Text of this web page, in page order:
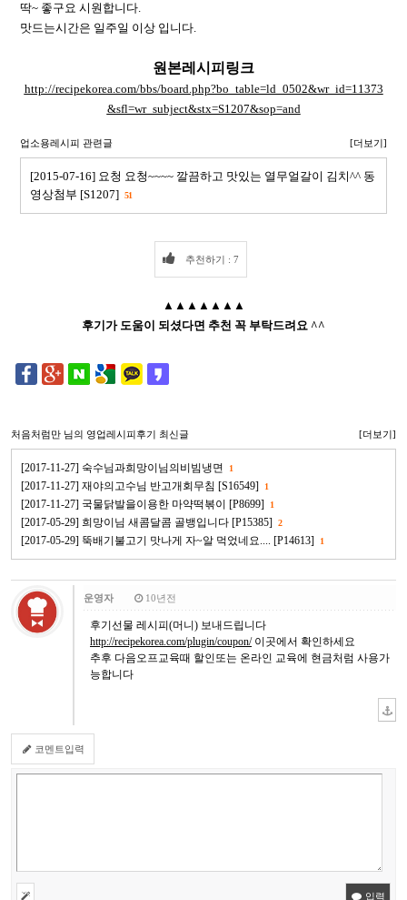
딱~ 좋구요 시원합니다.
맛드는시간은 일주일 이상 입니다.
원본레시피링크
http://recipekorea.com/bbs/board.php?bo_table=ld_0502&wr_id=11373
&sfl=wr_subject&stx=S1207&sop=and
업소용레시피 관련글 [더보기]
[2015-07-16] 요청 요청~~~~ 깔끔하고 맛있는 열무얼갈이 김치^^ 동
영상첨부 [S1207] 51
추천하기 : 7
▲▲▲▲▲▲▲
후기가 도움이 되셨다면 추천 꼭 부탁드려요 ^^
처음처럼만 님의 영업레시피후기 최신글 [더보기]
[2017-11-27] 숙수님과희망이님의비빔냉면 1
[2017-11-27] 재야의고수님 반고개회무침 [S16549] 1
[2017-11-27] 국물닭발을이용한 마약떡볶이 [P8699] 1
[2017-05-29] 희망이님 새콤달콤 골뱅입니다 [P15385] 2
[2017-05-29] 뚝배기불고기 맛나게 자~알 먹었네요.... [P14613] 1
운영자 10년전
후기선물 레시피(머니) 보내드립니다
http://recipekorea.com/plugin/coupon/이곳에서 확인하세요
추후 다음오프교육때 할인또는 온라인 교육에 현금처럼 사용가
능합니다
코멘트입력
입력